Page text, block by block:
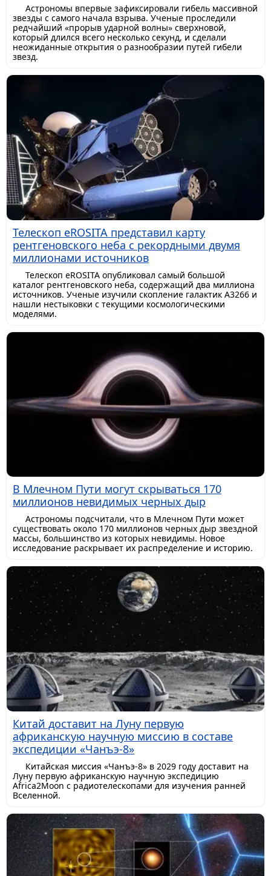
Астрономы впервые зафиксировали гибель массивной
звезды с самого начала взрыва. Ученые проследили
редчайший «прорыв ударной волны» сверхновой,
который длился всего несколько секунд, и сделали
неожиданные открытия о разнообразии путей гибели
звезд.
Телескоп eROSITA представил карту
рентгеновского неба с рекордными двумя
миллионами источников
Телескоп eROSITA опубликовал самый большой
каталог рентгеновского неба, содержащий два миллиона
источников. Ученые изучили скопление галактик A3266 и
нашли нестыковки с текущими космологическими
моделями.
В Млечном Пути могут скрываться 170
миллионов невидимых черных дыр
Астрономы подсчитали, что в Млечном Пути может
существовать около 170 миллионов черных дыр звездной
массы, большинство из которых невидимы. Новое
исследование раскрывает их распределение и историю.
Китай доставит на Луну первую
африканскую научную миссию в составе
экспедиции «Чанъэ-8»
Китайская миссия «Чанъэ-8» в 2029 году доставит на
Луну первую африканскую научную экспедицию
Africa2Moon с радиотелескопами для изучения ранней
Вселенной.